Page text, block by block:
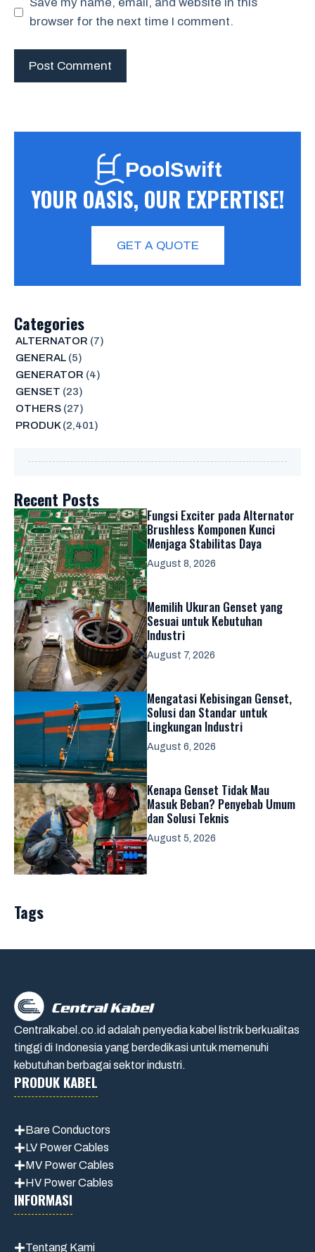
browser for the next time I comment.
PoolSwift
YOUR OASIS, OUR EXPERTISE!
GET A QUOTE
Categories
ALTERNATOR (7)
GENERAL(5)
GENERATOR (4)
GENSET (23)
OTHERS(27)
PRODUK(2,401)
Recent Posts
Fungsi Exciter pada Alternator
Brushless Komponen Kunci
Menjaga Stabilitas Daya
August 8, 2026
Memilih Ukuran Genset yang
Sesuai untuk Kebutuhan
Industri
August 7, 2026
Mengatasi Kebisingan Genset,
Solusi dan Standar untuk
Lingkungan Industri
August 6, 2026
Kenapa Genset Tidak Mau
Masuk Beban? Penyebab Umum
dan Solusi Teknis
August 5, 2026
Tags
Centralkabel.co.id adalah penyedia kabel listrik berkualitas
tinggi di Indonesia yang berdedikasi untuk memenuhi
kebutuhan berbagai sektor industri.
PRODUK KABEL
Bare Conductors
LV Power Cables
MV Power Cables
HV Power Cables
INFORMASI
Tentang Kami